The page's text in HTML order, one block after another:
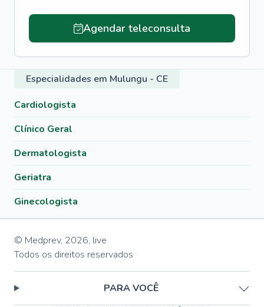
Agendar teleconsulta
Especialidades em Mulungu - CE
Cardiologista
Clínico Geral
Dermatologista
Geriatra
Ginecologista
© Medprev, 2026, live
Todos os direitos reservados
PARA VOCÊ